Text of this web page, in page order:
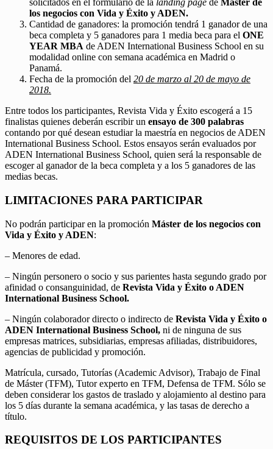
solicitados en el formulario de la landing page de Máster de
los negocios con Vida y Éxito y ADEN.
Cantidad de ganadores: la promoción tendrá 1 ganador de una
beca completa y 5 ganadores para 1 media beca para el ONE
YEAR MBA de ADEN International Business School en su
modalidad online con semana académica en Madrid o
Panamá.
Fecha de la promoción del 20 de marzo al 20 de mayo de
2018.
Entre todos los participantes, Revista Vida y Éxito escogerá a 15
finalistas quienes deberán escribir un ensayo de 300 palabras
contando por qué desean estudiar la maestría en negocios de ADEN
International Business School. Estos ensayos serán evaluados por
ADEN International Business School, quien será la responsable de
escoger al ganador de la beca completa y a los 5 ganadores de las
medias becas.
LIMITACIONES PARA PARTICIPAR
No podrán participar en la promoción Máster de los negocios con
Vida y Éxito y ADEN:
– Menores de edad.
– Ningún personero o socio y sus parientes hasta segundo grado por
afinidad o consanguinidad, de Revista Vida y Éxito o ADEN
International Business School.
– Ningún colaborador directo o indirecto de Revista Vida y Éxito o
ADEN International Business School, ni de ninguna de sus
empresas matrices, subsidiarias, empresas afiliadas, distribuidores,
agencias de publicidad y promoción.
Matrícula, cursado, Tutorías (Academic Advisor), Trabajo de Final
de Máster (TFM), Tutor experto en TFM, Defensa de TFM. Sólo se
deben considerar los gastos de traslado y alojamiento al destino para
los 5 días durante la semana académica, y las tasas de derecho a
título.
REQUISITOS DE LOS PARTICIPANTES